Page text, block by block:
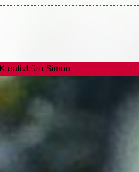
Kreativbüro Simon